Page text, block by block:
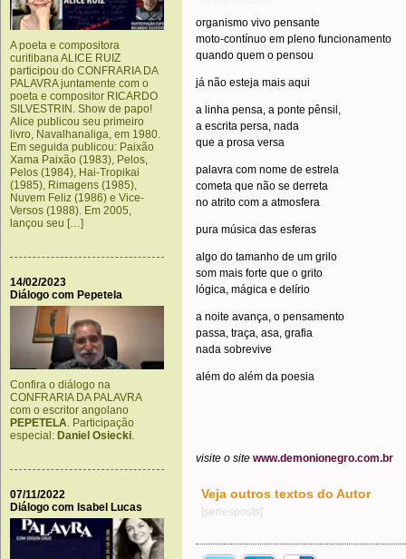
A poeta e compositora
curitibana ALICE RUIZ
participou do CONFRARIA DA
PALAVRA juntamente com o
poeta e compositor RICARDO
SILVESTRIN. Show de papo!
Alice publicou seu primeiro
livro, Navalhanaliga, em 1980.
Em seguida publicou: Paixão
Xama Paixão (1983), Pelos,
Pelos (1984), Hai-Tropikai
(1985), Rimagens (1985),
Nuvem Feliz (1986) e Vice-
Versos (1988). Em 2005,
lançou seu […]
14/02/2023
Diálogo com Pepetela
Confira o diálogo na
CONFRARIA DA PALAVRA
com o escritor angolano
PEPETELA. Participação
especial: Daniel Osiecki.
07/11/2022
Diálogo com Isabel Lucas
organismo vivo pensante
moto-contínuo em pleno funcionamento
quando quem o pensou
já não esteja mais aqui
a linha pensa, a ponte pênsil,
a escrita persa, nada
que a prosa versa
palavra com nome de estrela
cometa que não se derreta
no atrito com a atmosfera
pura música das esferas
algo do tamanho de um grilo
som mais forte que o grito
lógica, mágica e delírio
a noite avança, o pensamento
passa, traça, asa, grafia
nada sobrevive
além do além da poesia
visite o site www.demonionegro.com.br
Veja outros textos do Autor
[seriesposts]